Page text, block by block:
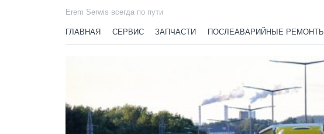
Erem Serwis всегда по пути
ГЛАВНАЯ СЕРВИС ЗАПЧАСТИ ПОСЛЕАВАРИЙНЫЕ РЕМОНТЫ